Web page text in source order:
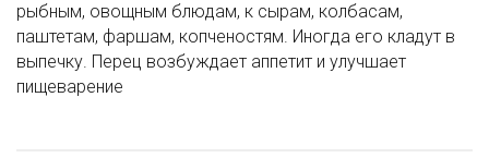
рыбным, овощным блюдам, к сырам, колбасам,
паштетам, фаршам, копченостям. Иногда его кладут в
выпечку. Перец возбуждает аппетит и улучшает
пищеварение